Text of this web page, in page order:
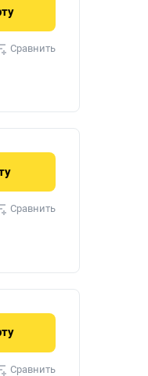
Сравнить
Сравнить
Сравнить